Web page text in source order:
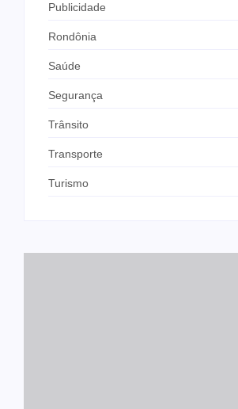
Publicidade
Rondônia
Saúde
Segurança
Trânsito
Transporte
Turismo